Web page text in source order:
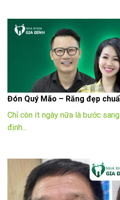
Đón Quý Mão – Răng đẹp
Chỉ còn ít ngày nữa là bước
định...